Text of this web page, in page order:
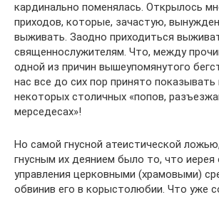
кардинально поменялась. Открылось
приходов, которые, зачастую,
выживать. Заодно приходиться
священнослужителям. Что, между
одной из причин вышеупомянутого
нас все до сих пор принято показывать
некоторых столичных «попов,
мерседесах»!
Но самой гнусной атеистической
гнусным их деянием было то, что иерея
управления церковными (храмовыми)
обвинив его в корыстолюбии. Что уже